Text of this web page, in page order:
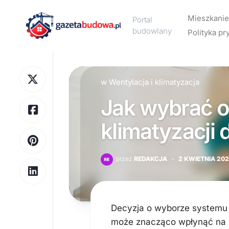
content
Portal
budowlany
Mieszkanie
Design
Meble
wnętrz
wnętrz
Polityka
w Wentylacja i klimatyzacja
Jak wybrać
klimatyzacji
przez REDAKCJA · 2 KWIETNIA
Decyzja o wyborze
może znacząco wpłynąć